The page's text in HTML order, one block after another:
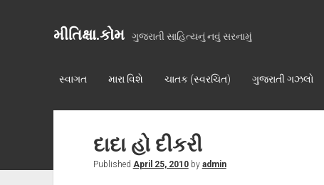
મીતિક્ષા.કોમ ગુજરાતી સાહિત્યનું નવું સરનામું
સ્વાગત મારા વિશે ચાતક (સ્વરચિત) ગુજરાતી ગઝલો
દાદા હો દીકરી
Published April 25, 2010by admin